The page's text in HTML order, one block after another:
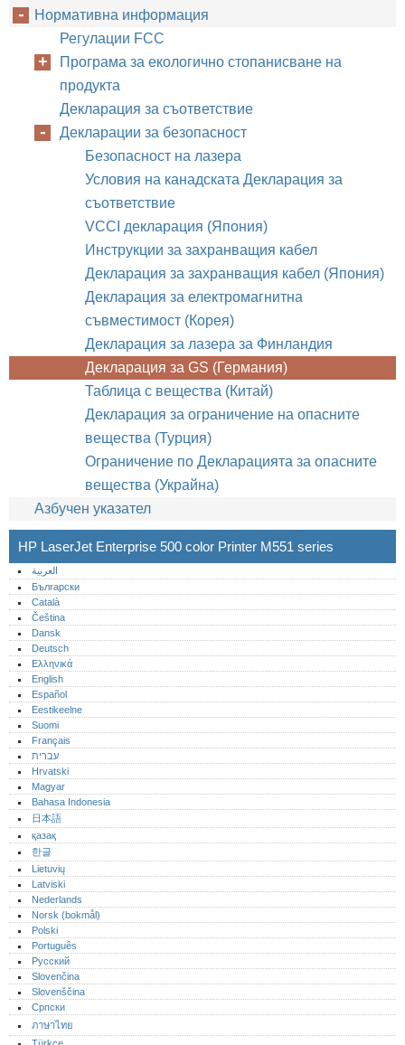
Нормативна информация
Регулации FCC
Програма за екологично стопанисване на
продукта
Декларация за съответствие
Декларации за безопасност
Безопасност на лазера
Условия на канадската Декларация за
съответствие
VCCI декларация (Япония)
Инструкции за захранващия кабел
Декларация за захранващия кабел (Япония)
Декларация за електромагнитна
съвместимост (Корея)
Декларация за лазера за Финландия
Декларация за GS (Германия)
Таблица с вещества (Китай)
Декларация за ограничение на опасните
вещества (Турция)
Ограничение по Декларацията за опасните
вещества (Украйна)
Азбучен указател
HP LaserJet Enterprise 500 color Printer M551 series
العربية
Български
Català
Čeština
Dansk
Deutsch
Ελληνικά
English
Español
Eestikeelne
Suomi
Français
עברית
Hrvatski
Magyar
Bahasa Indonesia
日本語
қазақ
한글
Lietuvių
Latviski
Nederlands
Norsk (bokmål)‎
Polski
Português‎
Русский
Slovenčina
Slovenščina
Српски
ภาษาไทย